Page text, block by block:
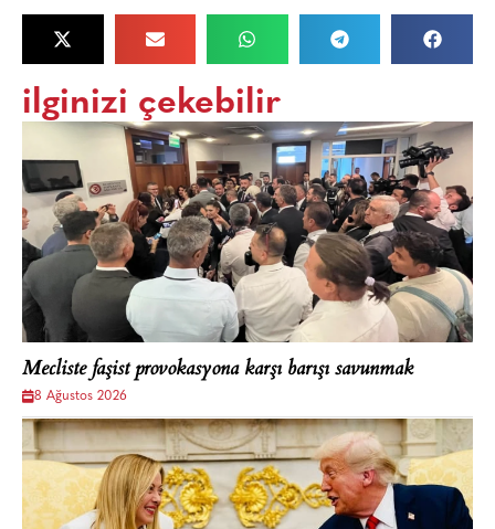
ilginizi çekebilir
Mecliste faşist provokasyona karşı barışı savunmak
8 Ağustos 2026